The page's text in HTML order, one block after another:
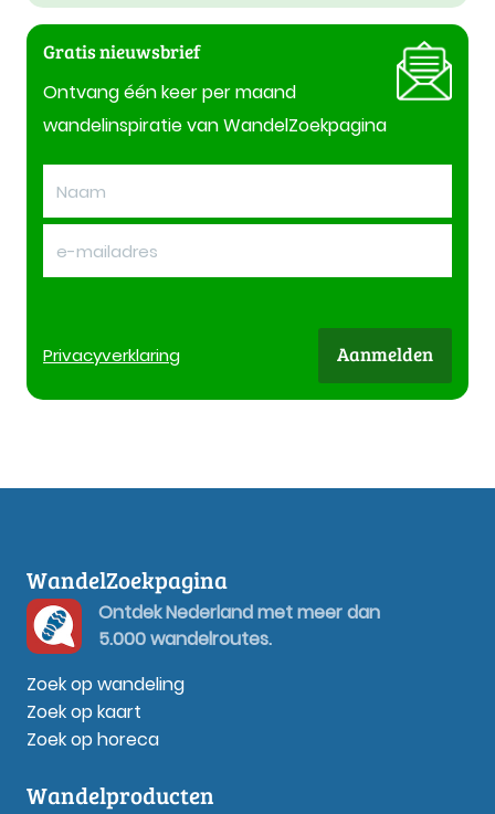
Gratis nieuwsbrief
Ontvang één keer per maand
wandelinspiratie van WandelZoekpagina
Privacyverklaring Aanmelden
WandelZoekpagina
Ontdek Nederland met meer dan
5.000 wandelroutes.
Zoek op wandeling
Zoek op kaart
Zoek op horeca
Wandelproducten